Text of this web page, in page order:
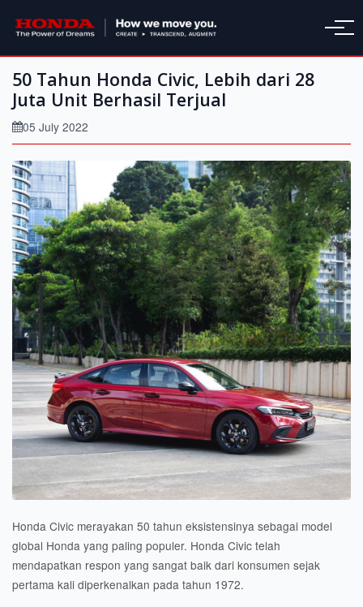
50 Tahun Honda Civic, Lebih dari 28
Juta Unit Berhasil Terjual
05 July 2022
Honda Civic merayakan 50 tahun eksistensinya sebagai model
global Honda yang paling populer. Honda Civic telah
mendapatkan respon yang sangat baik dari konsumen sejak
pertama kali diperkenalkan pada tahun 1972.